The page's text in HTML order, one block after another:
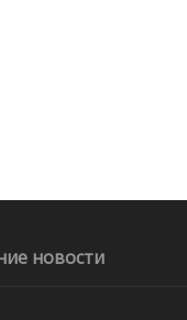
новости